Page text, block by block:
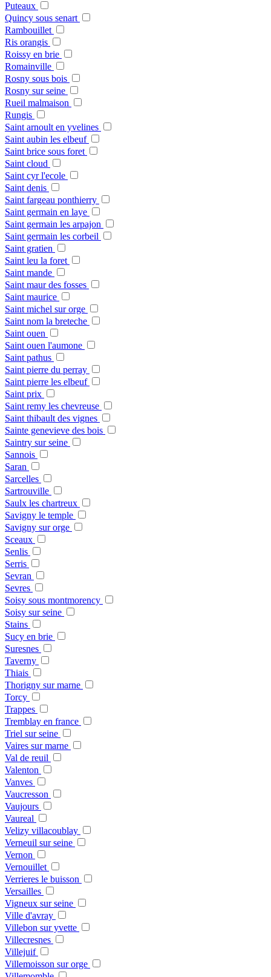
Puteaux
Quincy sous senart
Rambouillet
Ris orangis
Roissy en brie
Romainville
Rosny sous bois
Rosny sur seine
Rueil malmaison
Rungis
Saint arnoult en yvelines
Saint aubin les elbeuf
Saint brice sous foret
Saint cloud
Saint cyr l'ecole
Saint denis
Saint fargeau ponthierry
Saint germain en laye
Saint germain les arpajon
Saint germain les corbeil
Saint gratien
Saint leu la foret
Saint mande
Saint maur des fosses
Saint maurice
Saint michel sur orge
Saint nom la breteche
Saint ouen
Saint ouen l'aumone
Saint pathus
Saint pierre du perray
Saint pierre les elbeuf
Saint prix
Saint remy les chevreuse
Saint thibault des vignes
Sainte genevieve des bois
Saintry sur seine
Sannois
Saran
Sarcelles
Sartrouville
Saulx les chartreux
Savigny le temple
Savigny sur orge
Sceaux
Senlis
Serris
Sevran
Sevres
Soisy sous montmorency
Soisy sur seine
Stains
Sucy en brie
Suresnes
Taverny
Thiais
Thorigny sur marne
Torcy
Trappes
Tremblay en france
Triel sur seine
Vaires sur marne
Val de reuil
Valenton
Vanves
Vaucresson
Vaujours
Vaureal
Velizy villacoublay
Verneuil sur seine
Vernon
Vernouillet
Verrieres le buisson
Versailles
Vigneux sur seine
Ville d'avray
Villebon sur yvette
Villecresnes
Villejuif
Villemoisson sur orge